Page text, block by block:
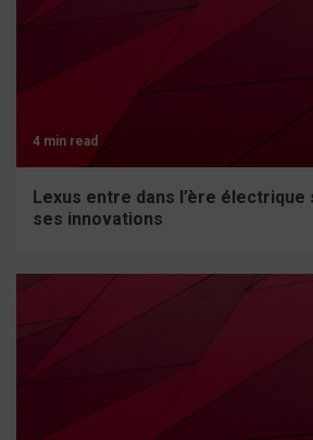
4 min read
Lexus entre dans l’ère électrique
ses innovations